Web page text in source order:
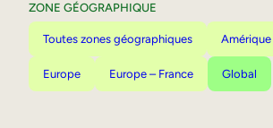
ZONE GÉOGRAPHIQUE
Toutes zones géographiques
Europe Europe – France Global